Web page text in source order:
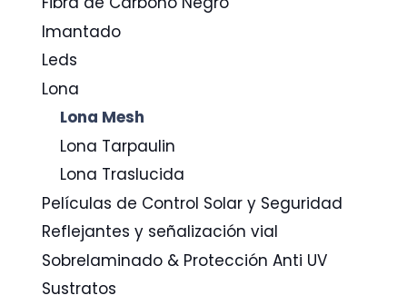
Imantado
Leds
Lona
Lona Mesh
Lona Tarpaulin
Lona Traslucida
Películas de Control Solar y Seguridad
Reflejantes y señalización vial
Sobrelaminado & Protección Anti UV
Sustratos